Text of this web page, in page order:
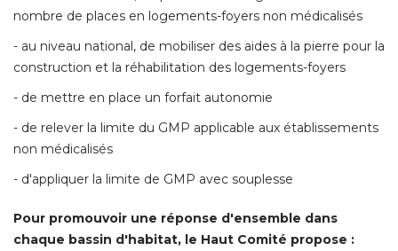
nombre de places en logements-foyers non médicalisés
- au niveau national, de mobiliser des aides à la pierre pour la
construction et la réhabilitation des logements-foyers
- de mettre en place un forfait autonomie
- de relever la limite du GMP applicable aux établissements
non médicalisés
- d'appliquer la limite de GMP avec souplesse
Pour promouvoir une réponse d'ensemble dans
chaque bassin d'habitat, le Haut Comité propose :